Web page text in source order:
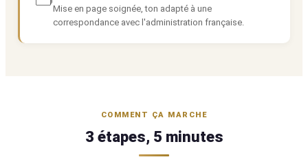
Mise en page soignée, ton adapté à une
correspondance avec l'administration française.
COMMENT ÇA MARCHE
3 étapes, 5 minutes